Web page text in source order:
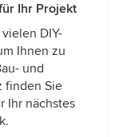
Ihr Projekt
DIY-
Ihnen zu
und
finden Sie
Ihr nächstes